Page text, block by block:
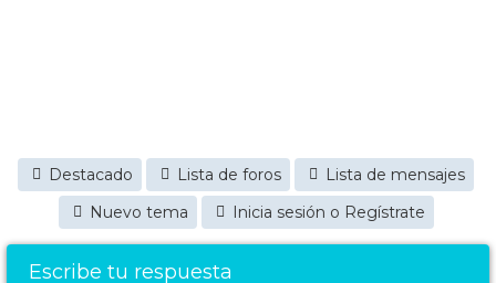
Destacado Lista de foros
Lista de mensajes
Nuevo tema
Inicia sesión o Regístrate
Escribe tu respuesta